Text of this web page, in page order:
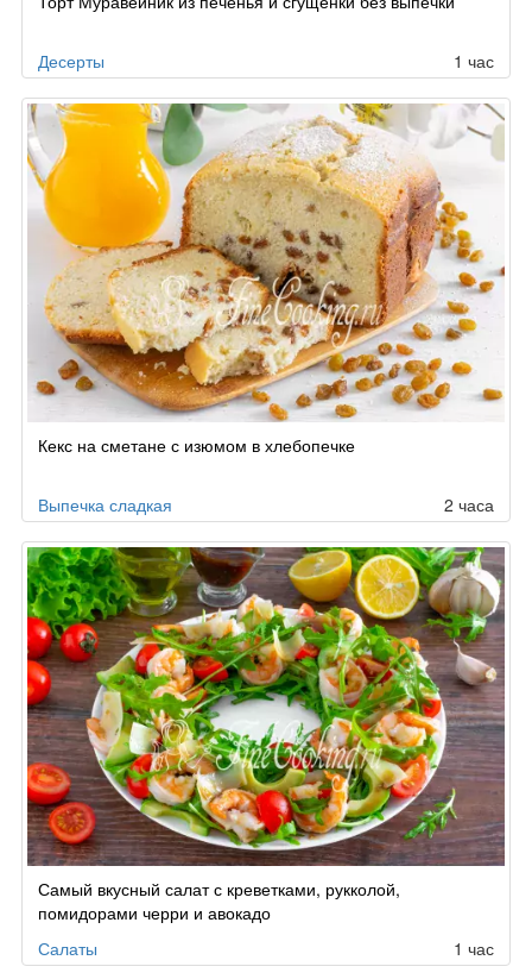
Десерты 1 час
Кекс на сметане с изюмом в хлебопечке
Выпечка сладкая 2 часа
Самый вкусный салат с креветками, рукколой,
помидорами черри и авокадо
Салаты
1 час